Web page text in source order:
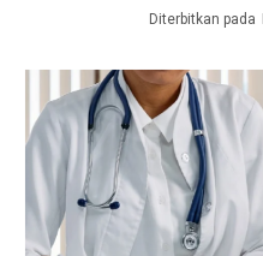
Diterbitkan pada